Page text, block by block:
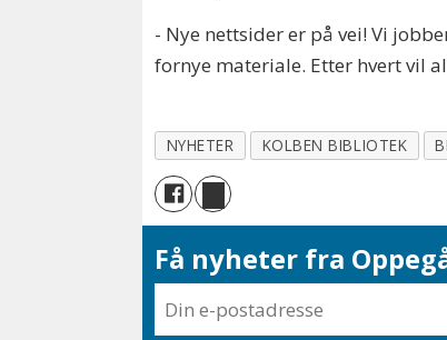
- Nye nettsider er på vei! Vi
fornye materiale. Etter hvert vil
NYHETER KOLBEN BIBLIOTEK
Få nyheter fra